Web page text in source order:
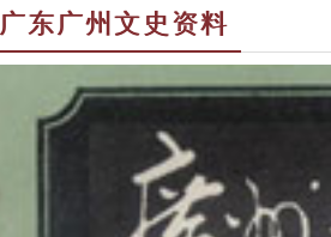
广东广州文史资料